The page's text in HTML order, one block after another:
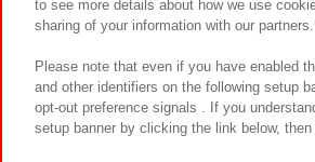
to see more details about how we use
sharing of your information with our
Please note that even if you have enabled
and other identifiers on the following setup
opt-out preference signals . If you
setup banner by clicking the link below,